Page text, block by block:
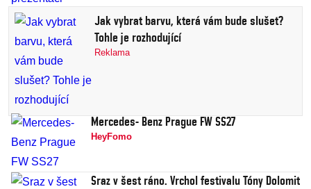
Jak vybrat barvu, která vám bude slušet?
Tohle je rozhodující
Reklama
Mercedes- Benz Prague FW SS27
HeyFomo
Sraz v šest ráno. Vrchol festivalu Tóny Dolomit